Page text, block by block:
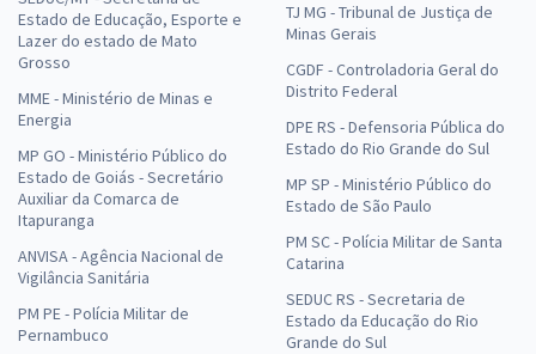
Estado de Educação, Esporte e
Lazer do estado de Mato
Grosso
MME - Ministério de Minas e
Energia
MP GO - Ministério Público do
Estado de Goiás - Secretário
Auxiliar da Comarca de
Itapuranga
ANVISA - Agência Nacional de
Vigilância Sanitária
PM PE - Polícia Militar de
Pernambuco
TJ MG - Tribunal de Justiça de
Minas Gerais
CGDF - Controladoria Geral do
Distrito Federal
DPE RS - Defensoria Pública do
Estado do Rio Grande do Sul
MP SP - Ministério Público do
Estado de São Paulo
PM SC - Polícia Militar de Santa
Catarina
SEDUC RS - Secretaria de
Estado da Educação do Rio
Grande do Sul